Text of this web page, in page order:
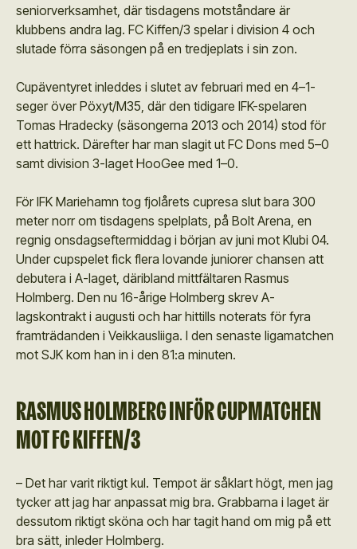
seniorverksamhet, där tisdagens motståndare är
klubbens andra lag. FC Kiffen/3 spelar i division 4 och
slutade förra säsongen på en tredjeplats i sin zon.
Cupäventyret inleddes i slutet av februari med en 4–1-
seger över Pöxyt/M35, där den tidigare IFK-spelaren
Tomas Hradecky (säsongerna 2013 och 2014) stod för
ett hattrick. Därefter har man slagit ut FC Dons med 5–0
samt division 3-laget HooGee med 1–0.
För IFK Mariehamn tog fjolårets cupresa slut bara 300
meter norr om tisdagens spelplats, på Bolt Arena, en
regnig onsdagseftermiddag i början av juni mot Klubi 04.
Under cupspelet fick flera lovande juniorer chansen att
debutera i A-laget, däribland mittfältaren Rasmus
Holmberg. Den nu 16-årige Holmberg skrev A-
lagskontrakt i augusti och har hittills noterats för fyra
framträdanden i Veikkausliiga. I den senaste ligamatchen
mot SJK kom han in i den 81:a minuten.
RASMUS HOLMBERG INFÖR CUPMATCHEN
MOT FC KIFFEN/3
– Det har varit riktigt kul. Tempot är såklart högt, men jag
tycker att jag har anpassat mig bra. Grabbarna i laget är
dessutom riktigt sköna och har tagit hand om mig på ett
bra sätt, inleder Holmberg.